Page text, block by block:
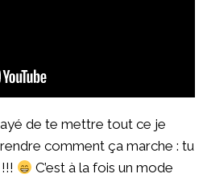
de te mettre tout ce je
comment ça marche : tu
C’est à la fois un mode